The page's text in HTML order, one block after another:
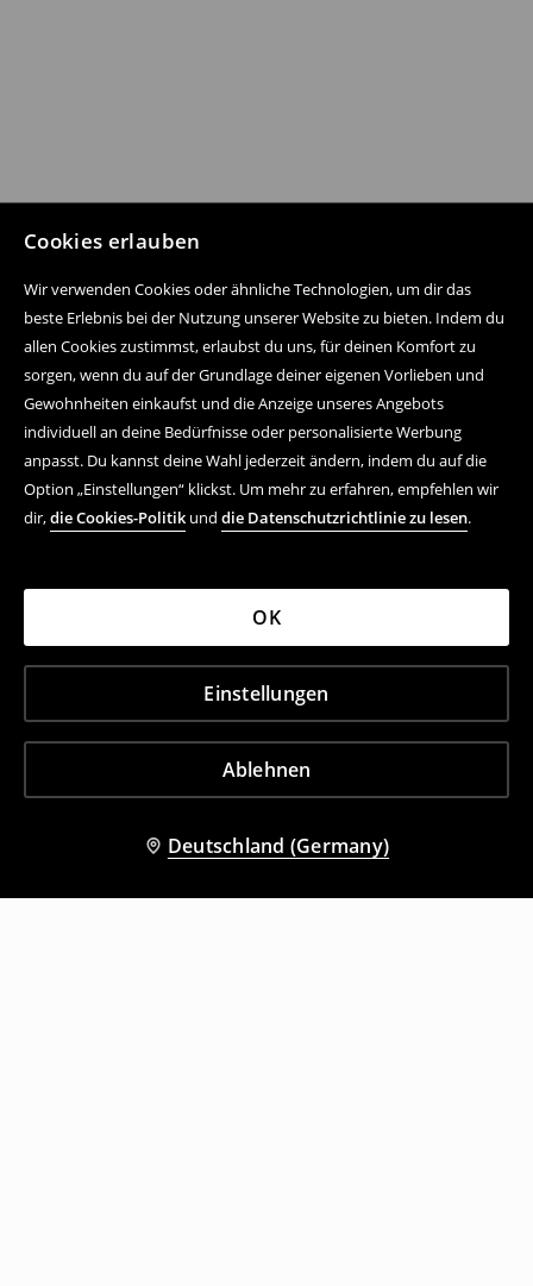
Cookies erlauben
Wir verwenden Cookies oder ähnliche Technologien, um dir das
beste Erlebnis bei der Nutzung unserer Website zu bieten. Indem du
allen Cookies zustimmst, erlaubst du uns, für deinen Komfort zu
sorgen, wenn du auf der Grundlage deiner eigenen Vorlieben und
Gewohnheiten einkaufst und die Anzeige unseres Angebots
individuell an deine Bedürfnisse oder personalisierte Werbung
anpasst. Du kannst deine Wahl jederzeit ändern, indem du auf die
Option „Einstellungen“ klickst. Um mehr zu erfahren, empfehlen wir
dir,die Cookies-Politik und die Datenschutzrichtlinie zu lesen.
Ablehnen
Einstellungen
OK
Deutschland (Germany)